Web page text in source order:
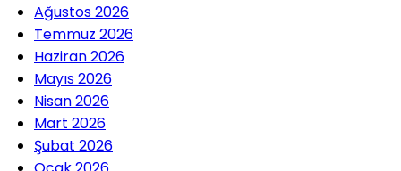
Ağustos 2026
Temmuz 2026
Haziran 2026
Mayıs 2026
Nisan 2026
Mart 2026
Şubat 2026